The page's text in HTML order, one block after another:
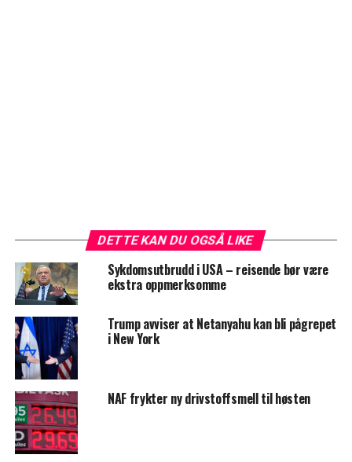
DETTE KAN DU OGSÅ LIKE
Sykdomsutbrudd i USA – reisende bør være
ekstra oppmerksomme
Trump avviser at Netanyahu kan bli pågrepet
i New York
NAF frykter ny drivstoffsmell til høsten